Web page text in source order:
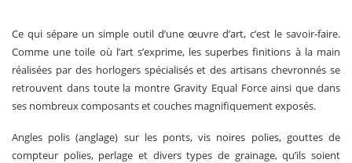
Ce qui sépare un simple outil d’une œuvre d’art, c’est le savoir-faire.
Comme une toile où l’art s’exprime, les superbes finitions à la main
réalisées par des horlogers spécialisés et des artisans chevronnés se
retrouvent dans toute la montre Gravity Equal Force ainsi que dans
ses nombreux composants et couches magnifiquement exposés.
Angles polis (anglage) sur les ponts, vis noires polies, gouttes de
compteur polies, perlage et divers types de grainage, qu’ils soient